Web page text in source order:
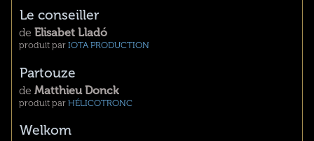
Le conseiller
de Elisabet Lladó
produit par IOTA PRODUCTION
Partouze
de Matthieu Donck
produit par HÉLICOTRONC
Welkom